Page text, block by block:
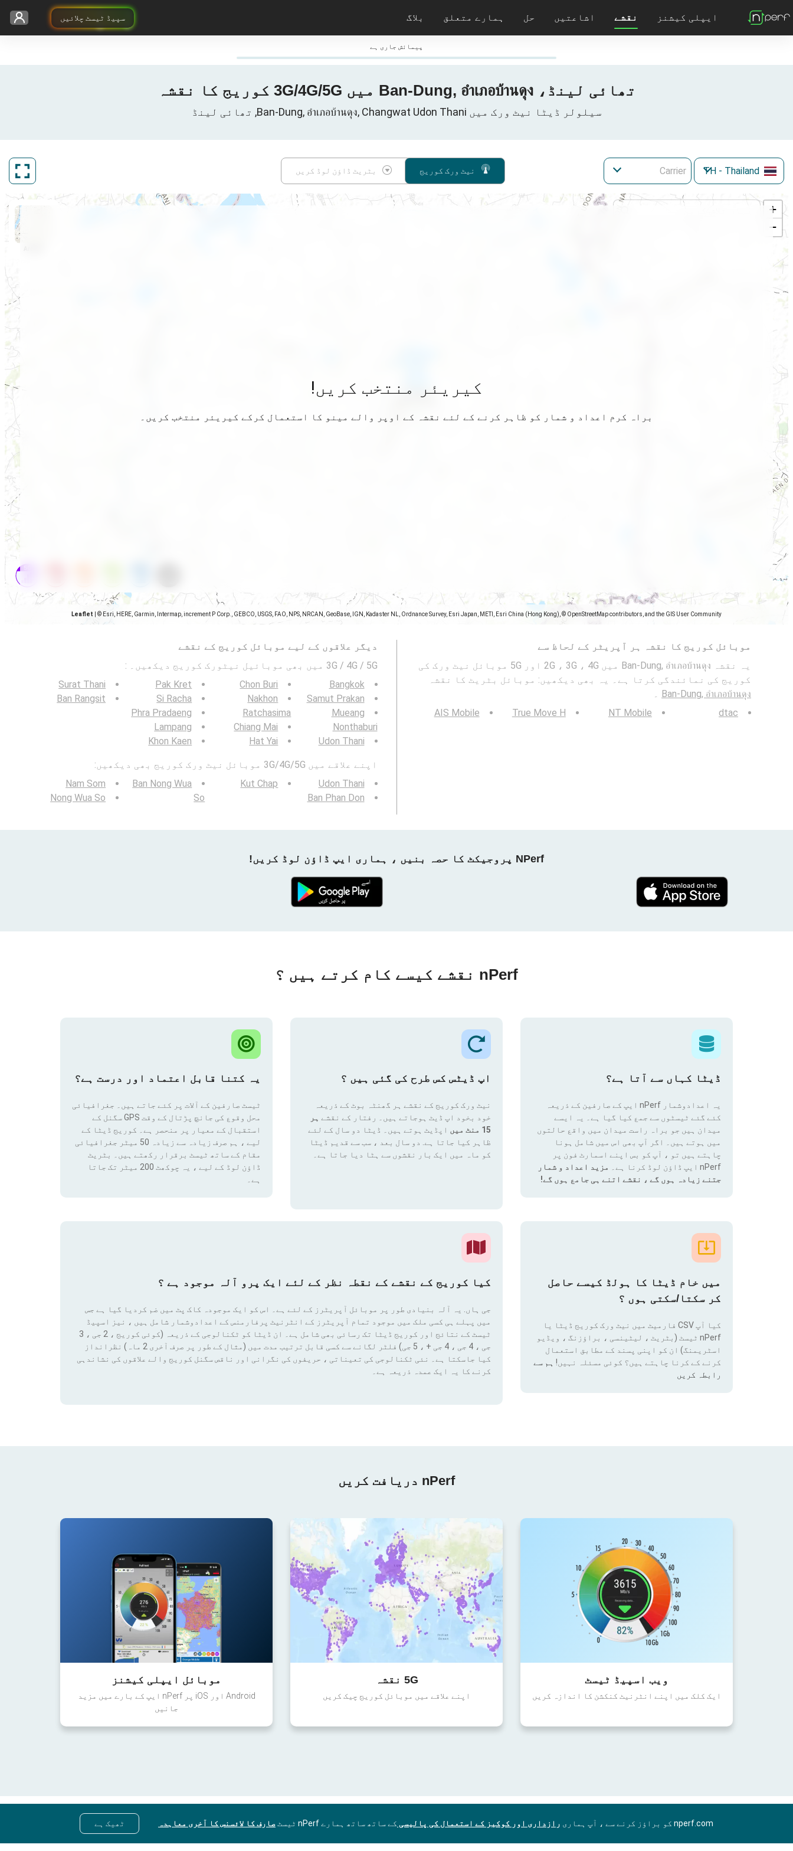
سپیڈ ٹیسٹ چلائیں ایپلی کیشنز نقشے اشاعتیں حل ہمارے متعلق بلاگ
پیمائش جاری ہے
تھائی لینڈ، Ban-Dung, อำเภอบ้านดุง میں 3G/4G/5G کوریج کا نقشہ
سیلولر ڈیٹا نیٹ ورک میں Ban-Dung, อำเภอบ้านดุง, Changwat Udon Thani, تھائی لینڈ
TH - Thailand نیٹ ورک کوریج بٹریٹ ڈاؤن لوڈ کریں
+
−
Leaflet © Esri, HERE, Garmin, Intermap, increment P Corp., GEBCO, USGS, FAO, NPS, NRCAN, GeoBase, IGN, Kadaster NL, Ordnance Survey, Esri Japan, METI, Esri China (Hong Kong), © OpenStreetMap contributors, and the GIS User Community
کیریئر منتخب کریں!
براہ کرم اعداد و شمار کو ظاہر کرنے کے لئے نقشہ کے اوپر والے مینو کا استعمال کرکے کیریئر منتخب کریں۔
موبائل کوریج کا نقشہ ہر آپریٹر کے لحاظ سے
یہ نقشہ Ban-Dung, อำเภอบ้านดุง میں 2G ، 3G ، 4G اور 5G موبائل نیٹ ورک کی
کوریج کی نمائندگی کرتا ہے۔ یہ بھی دیکھیں: موبائل بٹریٹ کا نقشہ
Ban-Dung, อำเภอบ้านดุง ۔
dtac
NT Mobile
True Move H
AIS Mobile
دیگر علاقوں کے لیے موبائل کوریج کے نقشے
3G / 4G / 5G میں بھی موبائیل نیٹورک کوریج دیکھیں۔ :
Bangkok
Samut Prakan
Mueang
Nonthaburi
Udon Thani
Chon Buri
Nakhon
Ratchasima
Chiang Mai
Hat Yai
Pak Kret
Si Racha
Phra Pradaeng
Lampang
Khon Kaen
Surat Thani
Ban Rangsit
اپنے علاقے میں 3G/4G/5G موبائل نیٹ ورک کوریج بھی دیکھیں:
Udon Thani
Ban Phan Don
Kut Chap
Ban Nong Wua
So
Nam Som
Nong Wua So
NPerf پروجیکٹ کا حصہ بنیں ، ہماری ایپ ڈاؤن لوڈ کریں!
nPerf نقشے کیسے کام کرتے ہیں ؟
ڈیٹا کہاں سے آتا ہے؟
یہ اعدادوشمار nPerf ایپ کے صارفین کے ذریعہ
کئے گئے ٹیسٹوں سے جمع کیا گیا ہے۔ یہ ایسے
میدان ہیں جو براہ راست میدان میں واقع حالتوں
میں ہوتے ہیں۔ اگر آپ بھی اس میں شامل ہونا
چاہتے ہیں تو ، آپ کو بس اپنے اسمارٹ فون پر
nPerf ایپ ڈاؤن لوڈ کرنا ہے۔
مزید اعداد و شمار
جتنے زیادہ ہوں گے ، نقشے اتنے ہی جامع ہوں گے!
اپ ڈیٹس کس طرح کی گئی ہیں ؟
نیٹ ورک کوریج کے نقشے ہر گھنٹہ بوٹ کے ذریعہ
خود بخود اپ ڈیٹ ہوجاتے ہیں۔ رفتار کے نقشے ہر
15 منٹ میں
اپڈیٹ ہوتے ہیں۔ ڈیٹا دو سال کے لئے
ظاہر کیا جاتا ہے. دو سال بعد ، سب سے قدیم ڈیٹا
کو ماہ میں ایک بار نقشوں سے ہٹا دیا جاتا ہے۔
یہ کتنا قابل اعتماد اور درست ہے؟
ٹیسٹ صارفین کے آلات پر کئے جاتے ہیں۔ جغرافیائی
محل وقوع کی جانچ پڑتال کے وقت GPS سگنل کے
استقبال کے معیار پر منحصر ہے۔ کوریج ڈیٹا کے
لیے ، ہم صرف زیادہ سے زیادہ 50 میٹر جغرافیائی
مقام کے ساتھ ٹیسٹ برقرار رکھتے ہیں۔ بٹریٹ
ڈاؤن لوڈ کے لیے ، یہ چوکھٹ 200 میٹر تک جاتا
ہے۔
میں خام ڈیٹا کا ہولڈ کیسے حاصل
کر سکتا/سکتی ہوں ؟
کیا آپ CSV فارمیٹ میں نیٹ ورک کوریج ڈیٹا یا
nPerf ٹیسٹ (بٹریٹ ، لیٹینسی ، براؤزنگ ، ویڈیو
اسٹریمنگ) ان کو اپنی پسند کے مطابق استعمال
کرنے کے کرنا چاہتے ہیں؟ کوئی مسئلہ نہیں! ہم سے
رابطہ کریں
کیا کوریج کے نقشے کے نقطہ نظر کے لئے ایک پرو آلہ موجود ہے ؟
جی ہاں. یہ آلہ بنیادی طور پر موبائل آپریٹرز کے لئے ہے۔ اس کو ایک موجودہ کاک پٹ میں ضم کردیا گیا ہے جس
میں پہلے ہی کسی ملک میں موجود تمام آپریٹرز کے انٹرنیٹ پرفارمنس کے اعدادوشمار شامل ہیں ، نیز اسپیڈ
ٹیسٹ کے نتائج اور کوریج ڈیٹا تک رسائی بھی شامل ہے۔ ان ڈیٹا کو ٹکنالوجی کے ذریعہ (کوئی کوریج ، 2 جی ، 3
جی ، 4 جی ، 4 جی + ، 5 جی) فلٹر لگانے سے کسی قابل ترتیب مدت میں (مثال کے طور پر صرف آخری 2 ماہ) نظرانداز
کیا جاسکتا ہے۔ نئی ٹکنالوجی کی تعیناتی ، حریفوں کی نگرانی اور ناقص سگنل کوریج والے علاقوں کی نشاندہی
کرنے کا یہ ایک عمدہ ذریعہ ہے۔
nPerf دریافت کریں
ویب اسپیڈ ٹیسٹ
ایک کلک میں اپنے انٹرنیٹ کنکشن کا اندازہ کریں
5G نقشہ
اپنے علاقے میں موبائل کوریج چیک کریں
موبائل ایپلی کیشنز
Android اور iOS پر nPerf ایپ کے بارے میں مزید
جانیں
nperf.com کو براؤز کرنے سے ، آپ ہماری رازداری اور کوکیز کے استعمال کی پالیسی کے ساتھ ساتھ ہمارے nPerf ٹیسٹ صارف کا لائسنس کا آخری معاہدہ ٹھیک ہے